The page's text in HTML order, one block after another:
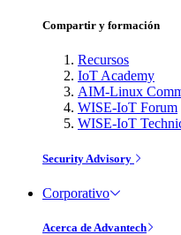
Compartir y formación
Recursos
IoT Academy
AIM-Linux
WISE-IoT Forum
WISE-IoT
Security Advisory
Corporativo
Acerca de Advantech